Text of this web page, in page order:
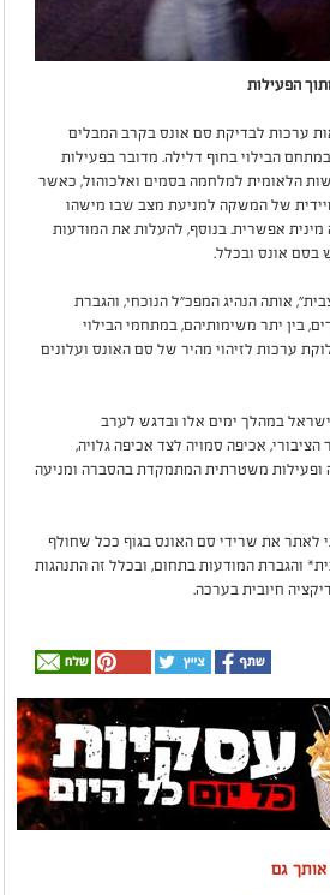
הפעילות
ערכות לבדיקת סם אונס בקרב המבלים
הבילוי בחוף דלילה. מדובר בפעילות
הלאומית למלחמה בסמים ואלכוהול, כאשר
של המשקה למניעת מצב שבו מישהו
אפשרית. בנוסף, להעלות את המודעות
בסם אונס ובכלל.
אותה הנהיג המפכ"ל הנוכחי, והגברת
בין יתר משימותיהם, במתחמי הבילוי
ערכות לזיהוי מהיר של סם האונס ועלונים
במהלך ימים אלו ובדגש לערב
אכיפה סמויה לצד אכיפה גלויה,
ופעילות משטרתית המתמקדת בהסברה ומניעה
את שרידי סם האונס בגוף ככל שחולף
והגברת המודעות בתחום, ובכלל זה התנהגות
חיובית בערכה.
אותך גם